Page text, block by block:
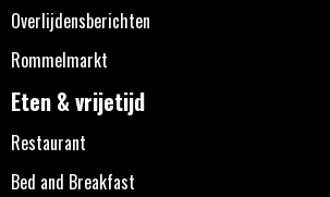
Overlijdensberichten
Rommelmarkt
Eten & vrijetijd
Restaurant
Bed and Breakfast